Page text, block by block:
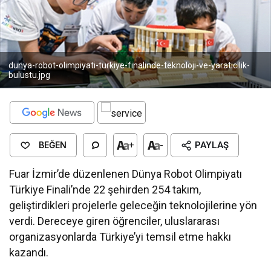
dunya-robot-olimpiyati-turkiye-finalinde-teknoloji-ve-yaraticilik-
bulustu.jpg
BEĞEN + - PAYLAŞ
Fuar İzmir’de düzenlenen Dünya Robot Olimpiyatı
Türkiye Finali’nde 22 şehirden 254 takım,
geliştirdikleri projelerle geleceğin teknolojilerine yön
verdi. Dereceye giren öğrenciler, uluslararası
organizasyonlarda Türkiye’yi temsil etme hakkı
kazandı.